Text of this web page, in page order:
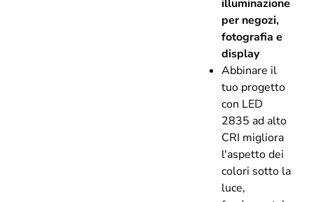
illuminazione
per negozi,
fotografia e
display
Abbinare il
tuo progetto
con LED
2835 ad alto
CRI migliora
l'aspetto dei
colori sotto la
luce,